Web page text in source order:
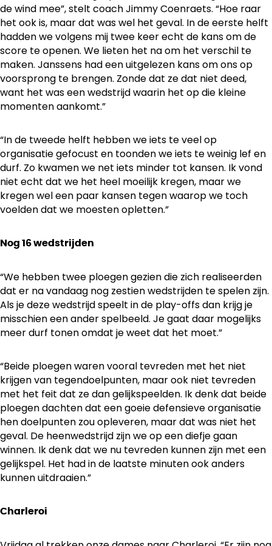
de wind mee”, stelt coach Jimmy Coenraets. “Hoe raar
het ook is, maar dat was wel het geval. In de eerste helft
hadden we volgens mij twee keer echt de kans om de
score te openen. We lieten het na om het verschil te
maken. Janssens had een uitgelezen kans om ons op
voorsprong te brengen. Zonde dat ze dat niet deed,
want het was een wedstrijd waarin het op die kleine
momenten aankomt.”
“In de tweede helft hebben we iets te veel op
organisatie gefocust en toonden we iets te weinig lef en
durf. Zo kwamen we net iets minder tot kansen. Ik vond
niet echt dat we het heel moeilijk kregen, maar we
kregen wel een paar kansen tegen waarop we toch
voelden dat we moesten opletten.”
Nog 16 wedstrijden
“We hebben twee ploegen gezien die zich realiseerden
dat er na vandaag nog zestien wedstrijden te spelen zijn.
Als je deze wedstrijd speelt in de play-offs dan krijg je
misschien een ander spelbeeld. Je gaat daar mogelijks
meer durf tonen omdat je weet dat het moet.”
“Beide ploegen waren vooral tevreden met het niet
krijgen van tegendoelpunten, maar ook niet tevreden
met het feit dat ze dan gelijkspeelden. Ik denk dat beide
ploegen dachten dat een goeie defensieve organisatie
hen doelpunten zou opleveren, maar dat was niet het
geval. De heenwedstrijd zijn we op een diefje gaan
winnen. Ik denk dat we nu tevreden kunnen zijn met een
gelijkspel. Het had in de laatste minuten ook anders
kunnen uitdraaien.”
Charleroi